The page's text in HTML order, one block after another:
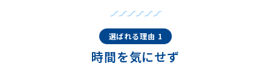
選ばれる理由 1
時間を気にせず